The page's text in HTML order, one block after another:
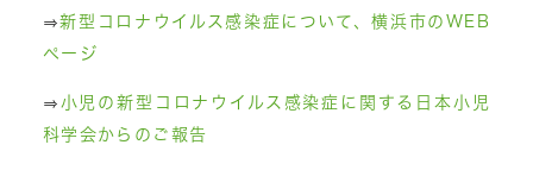
⇒新型コロナウイルス感染症について、横浜市のWEB
ページ
⇒ 小児の新型コロナウイルス感染症に関する日本小児
科学会からのご報告